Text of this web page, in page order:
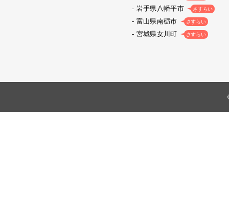
岩手県八幡平市 さすらい
富山県南砺市 さすらい
宮城県女川町 さすらい